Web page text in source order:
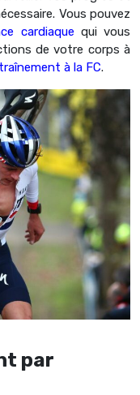
Vous pouvez
cardiaque qui vous
de votre corps à
à la FC.
par